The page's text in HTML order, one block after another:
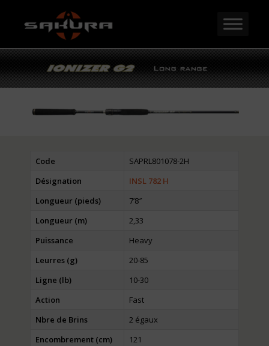
Code
SAPRL801078-2H
Désignation
INSL 782 H
Longueur (pieds)
7’8″
Longueur (m)
2,33
Puissance
Heavy
Leurres (g)
20-85
Ligne (lb)
10-30
Action
Fast
Nbre de Brins
2 égaux
Encombrement (cm)
121